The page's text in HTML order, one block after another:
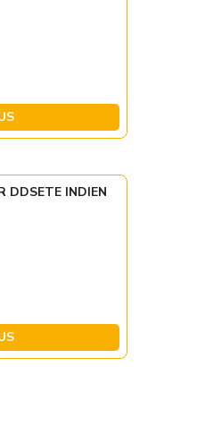
DDSETE INDIEN